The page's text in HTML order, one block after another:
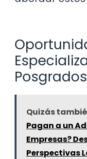
Posgrados
Quizás
Pagan a un
Empresas?
Perspectivas